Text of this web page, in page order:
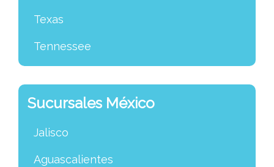
Texas
Tennessee
Sucursales México
Jalisco
Aguascalientes